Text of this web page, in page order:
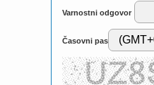
Varnostni odgovor
Časovni pas